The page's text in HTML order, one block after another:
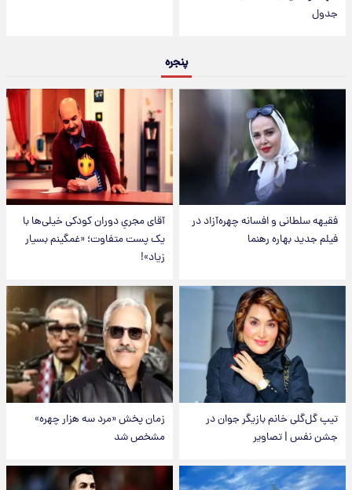
جدول
پنجره
فقیهه سلطانی و افسانه چهره‌آزاد در
فیلم جدید بهاره رهنما
آقای مجریِ دوران کودکی خیلی‌ها با
یک پست متفاوت؛ «غمگینم بسیار
زیاد»!
تیپ گل‌گلی خانم بازیگر جوان در
جشن نفس | تصاویر
زمان پخش «مرد سه هزار چهره»
مشخص شد